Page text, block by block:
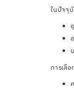
ในปัจจุ
การเลื